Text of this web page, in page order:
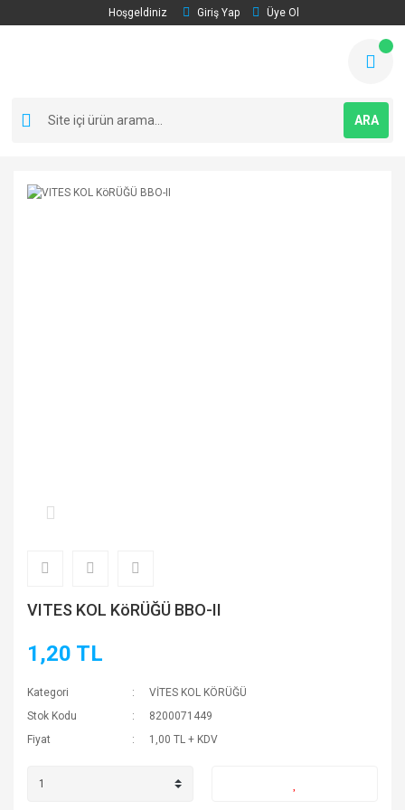
Hoşgeldiniz Giriş Yap Üye Ol
ARA
VITES KOL KöRÜĞÜ BBO-II
1,20 TL
Kategori
VİTES KOL KÖRÜĞÜ
Stok Kodu
8200071449
Fiyat
1,00 TL + KDV